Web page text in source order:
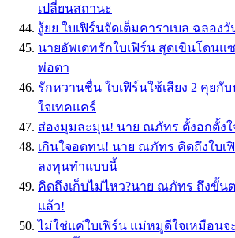
เปลี่ยนสถานะ
งู้ยย ใบเฟิร์นจัดเต็มคาราเบล ฉลอง
นายอัพเดทรักใบเฟิร์น สุดเขินโดนแ
พ่อตา
รักหวานชื่น ใบเฟิร์นใช้เสียง 2 คุยกั
ใจเทคแคร์
ส่องมุมละมุน! นาย ณภัทร ตั้งอกตั้งใ
เกินใจอดทน! นาย ณภัทร คิดถึงใบเ
ลงทุนทำแบบนี้
คิดถึงเก็บไม่ไหว?นาย ณภัทร ถึงขั้น
แล้ว!
ไม่ใช่แค่ใบเฟิร์น แม่หมูดีใจเหมือน